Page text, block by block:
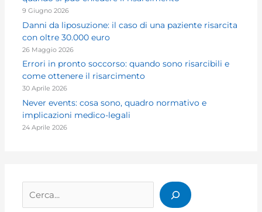
9 Giugno 2026
Danni da liposuzione: il caso di una paziente risarcita
con oltre 30.000 euro
26 Maggio 2026
Errori in pronto soccorso: quando sono risarcibili e
come ottenere il risarcimento
30 Aprile 2026
Never events: cosa sono, quadro normativo e
implicazioni medico-legali
24 Aprile 2026